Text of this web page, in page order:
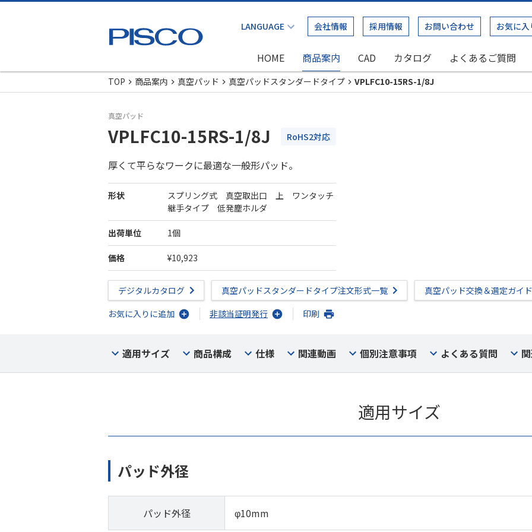
会社情報 採用情報 お問い合わせ お気に入
HOME 商品案内 CAD カタログ よくあるご質問
TOP
商品案内 真空パッド 真空パッドスタンダードタイプ VPLFC10-15RS-1/8J
真空パッド
VPLFC10-15RS-1/8J RoHS2対応
厚くて平らなワークに最適な一般形パッド。
形状
スプリング式 真空取出口 上 ワンタッチ
継手タイプ 低発塵ホルダ
出荷単位 1個
価格 ¥10,923
デジタルカタログ 真空パッドスタンダードタイプ注文形式一覧
真空パッド交換＆選定ガイド
お気に入りに追加
非該当証明発行 印刷
適用サイズ 商品構成 仕様 関連動画 個別注意事項 よくある質問
適用サイズ
パッド外径
パッド外径 φ10mm